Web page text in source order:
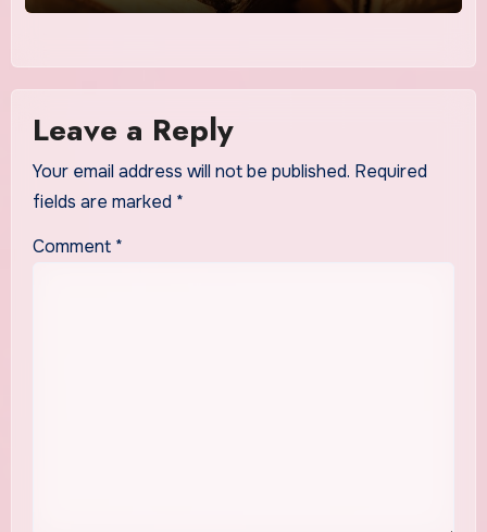
Leave a Reply
Your email address will not be published. Required
fields are marked *
Comment *